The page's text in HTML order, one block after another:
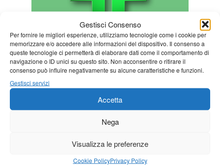
Gestisci Consenso
Per fornire le migliori esperienze, utilizziamo tecnologie come i cookie per
memorizzare e/o accedere alle informazioni del dispositivo. Il consenso a
queste tecnologie ci permetterà di elaborare dati come il comportamento di
navigazione o ID unici su questo sito. Non acconsentire o ritirare il
consenso può influire negativamente su alcune caratteristiche e funzioni.
Gestisci servizi
Accetta
Nega
Visualizza le preferenze
Cookie PolicyPrivacy Policy